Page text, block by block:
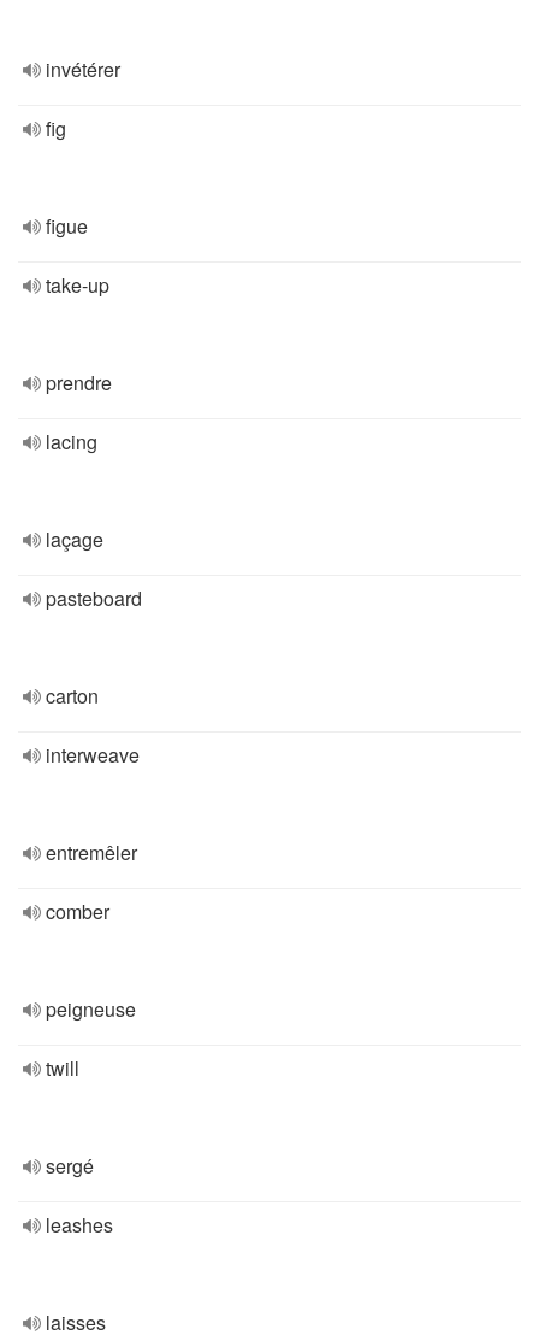
invétérer
fig
figue
take-up
prendre
lacing
laçage
pasteboard
carton
interweave
entremêler
comber
peigneuse
twill
sergé
leashes
laisses